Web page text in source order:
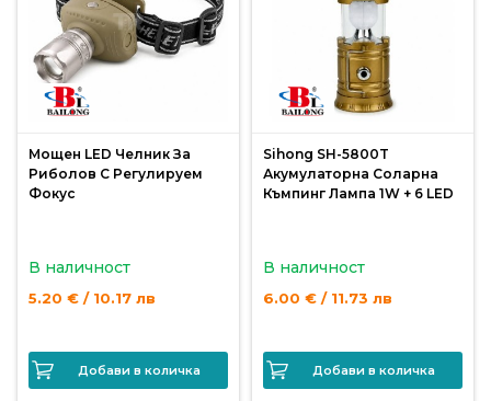
Мощен LED Челник За
Риболов С Регулируем
Фокус
В наличност
5.20 € / 10.17 лв
Добави в количка
Sihong SH-5800T
Акумулаторна Соларна
Къмпинг Лампа 1W + 6 LED
В наличност
6.00 € / 11.73 лв
Добави в количка